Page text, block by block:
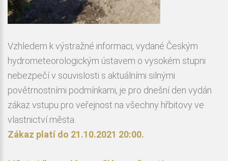
Vzhledem k výstražné informaci, vydané Českým
hydrometeorologickým ústavem o vysokém stupni
nebezpečí v souvislosti s aktuálními silnými
povětrnostními podmínkami, je pro dnešní den vydán
zákaz vstupu pro veřejnost na všechny hřbitovy ve
vlastnictví města.
Zákaz platí do 21.10.2021 20:00.